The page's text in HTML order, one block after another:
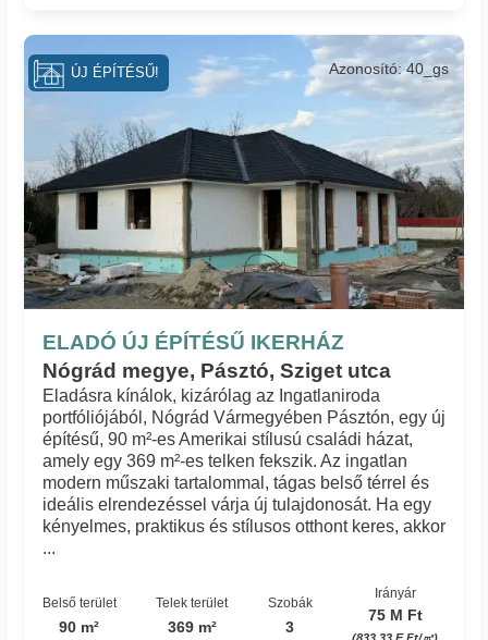
ELADÓ ÚJ ÉPÍTÉSŰ IKERHÁZ
Nógrád megye, Pásztó, Sziget utca
Azonosító: 40_gs
Eladásra kínálok, kizárólag az Ingatlaniroda
portfóliójából, Nógrád Vármegyében Pásztón, egy új
építésű, 90 m²-es Amerikai stílusú családi házat,
amely egy 369 m²-es telken fekszik. Az ingatlan
modern műszaki tartalommal, tágas belső térrel és
ideális elrendezéssel várja új tulajdonosát. Ha egy
kényelmes, praktikus és stílusos otthont keres, akkor
...
Belső terület
90 m²
Telek terület
369 m²
Szobák
3
Irányár
75 M Ft
ÚJ ÉPÍTÉSŰ!